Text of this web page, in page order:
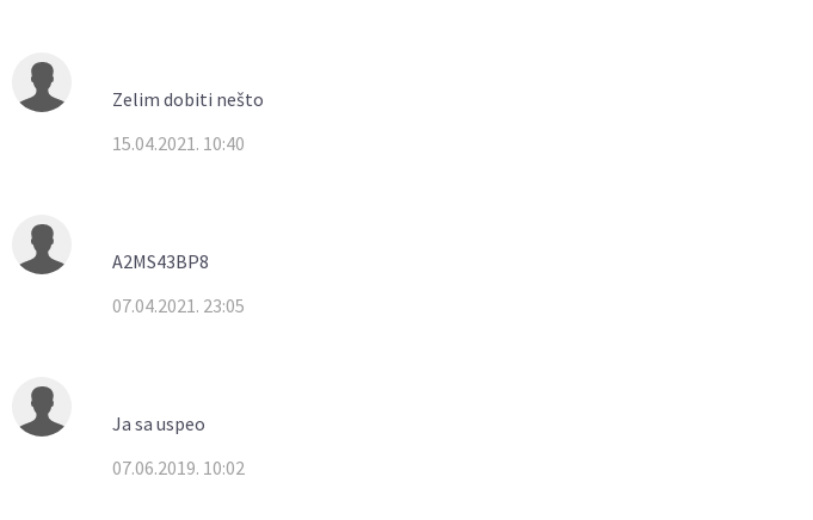
Zelim dobiti nešto
15.04.2021. 10:40
A2MS43BP8
07.04.2021. 23:05
Ja sa uspeo
07.06.2019. 10:02